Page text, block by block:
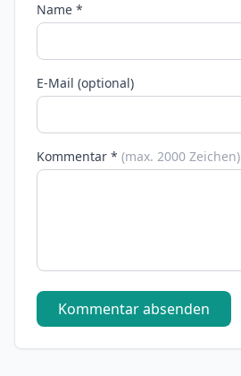
Name *
E-Mail (optional)
Kommentar * (max. 2000 Zeichen)
Kommentar absenden